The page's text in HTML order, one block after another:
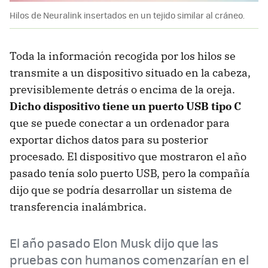
Hilos de Neuralink insertados en un tejido similar al cráneo.
Toda la información recogida por los hilos se
transmite a un dispositivo situado en la cabeza,
previsiblemente detrás o encima de la oreja.
Dicho dispositivo tiene un puerto USB tipo C
que se puede conectar a un ordenador para
exportar dichos datos para su posterior
procesado. El dispositivo que mostraron el año
pasado tenía solo puerto USB, pero la compañía
dijo que se podría desarrollar un sistema de
transferencia inalámbrica.
El año pasado Elon Musk dijo que las
pruebas con humanos comenzarían en el